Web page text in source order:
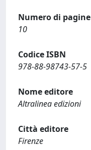
Numero di pagine
10
Codice ISBN
978-88-98743-57-5
Nome editore
Altralinea edizioni
Città editore
Firenze